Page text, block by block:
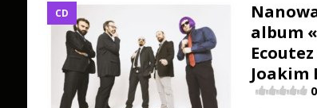
CD
album
Joakim